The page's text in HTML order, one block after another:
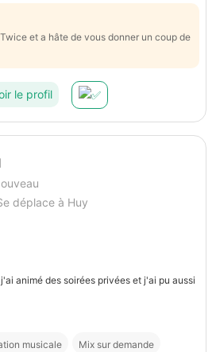
et a hâte de vous donner un coup de
le profil
déplace à Huy
animé des soirées privées et j'ai pu aussi
musicale Mix sur demande